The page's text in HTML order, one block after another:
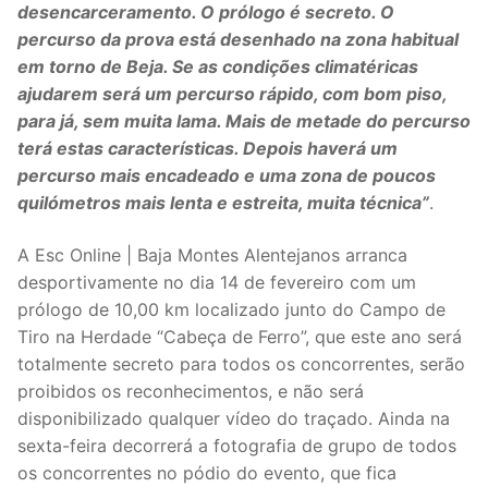
desencarceramento. O prólogo é secreto. O
percurso da prova está desenhado na zona habitual
em torno de Beja. Se as condições climatéricas
ajudarem será um percurso rápido, com bom piso,
para já, sem muita lama. Mais de metade do percurso
terá estas características. Depois haverá um
percurso mais encadeado e uma zona de poucos
quilómetros mais lenta e estreita, muita técnica”.
A Esc Online | Baja Montes Alentejanos arranca
desportivamente no dia 14 de fevereiro com um
prólogo de 10,00 km localizado junto do Campo de
Tiro na Herdade “Cabeça de Ferro”, que este ano será
totalmente secreto para todos os concorrentes, serão
proibidos os reconhecimentos, e não será
disponibilizado qualquer vídeo do traçado. Ainda na
sexta-feira decorrerá a fotografia de grupo de todos
os concorrentes no pódio do evento, que fica